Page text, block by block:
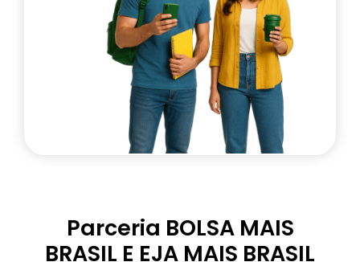
Parceria BOLSA MAIS
BRASIL E EJA MAIS BRASIL